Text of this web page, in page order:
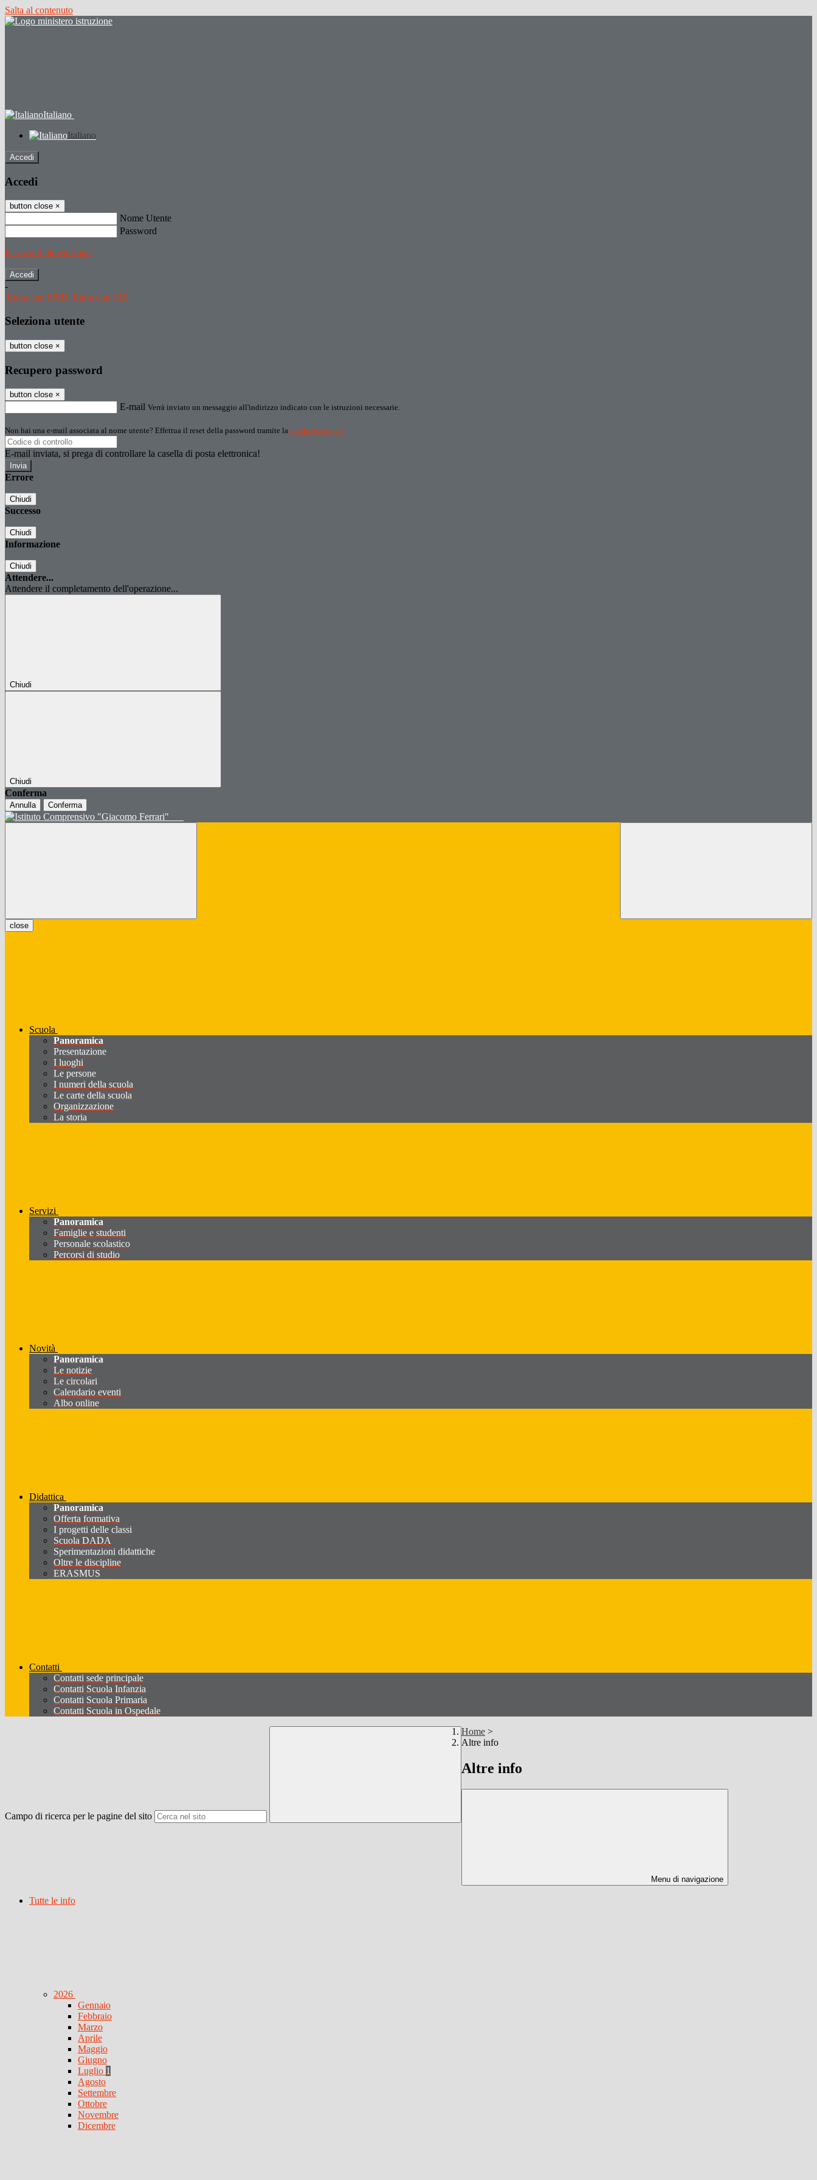
Salta al contenuto
Italiano
Italiano
Accedi
Accedi
button close ×
Nome Utente
Password
Password dimenticata?
-
Entra con SPID Entra con CIE
Seleziona utente
button close ×
Recupero password
button close ×
E-mail Verrà inviato un messaggio all'indirizzo indicato con le istruzioni necessarie.
Non hai una e-mail associata al nome utente? Effettua il reset della password tramite la Login Spaggiari
E-mail inviata, si prega di controllare la casella di posta elettronica!
Errore
Chiudi
Successo
Chiudi
Informazione
Chiudi
Attendere...
Attendere il completamento dell'operazione...
Chiudi
Chiudi
Conferma
Annulla Conferma
close
Scuola
Panoramica
Presentazione
I luoghi
Le persone
I numeri della scuola
Le carte della scuola
Organizzazione
La storia
Servizi
Panoramica
Famiglie e studenti
Personale scolastico
Percorsi di studio
Novità
Panoramica
Le notizie
Le circolari
Calendario eventi
Albo online
Didattica
Panoramica
Offerta formativa
I progetti delle classi
Scuola DADA
Sperimentazioni didattiche
Oltre le discipline
ERASMUS
Contatti
Contatti sede principale
Contatti Scuola Infanzia
Contatti Scuola Primaria
Contatti Scuola in Ospedale
Campo di ricerca per le pagine del sito
Home >
Altre info
Altre info
Menu di navigazione
Tutte le info
2026
Gennaio
Febbraio
Marzo
Aprile
Maggio
Giugno
Luglio 1
Agosto
Settembre
Ottobre
Novembre
Dicembre